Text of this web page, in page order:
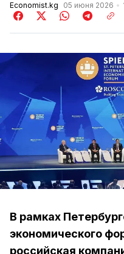
Economist.kg 05 июня 2026
В рамках
экономического
российская